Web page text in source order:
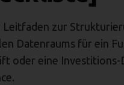
Leitfaden zur
Datenraums für ein
oder eine Investitions-